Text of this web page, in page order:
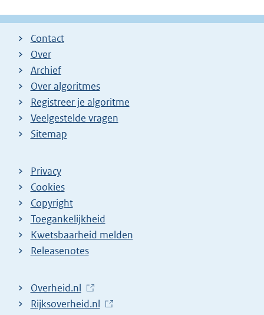
Contact
Over
Archief
Over algoritmes
Registreer je algoritme
Veelgestelde vragen
Sitemap
Privacy
Cookies
Copyright
Toegankelijkheid
Kwetsbaarheid melden
Releasenotes
L
i
Overheid.nl
L
Rijksoverheid.nl